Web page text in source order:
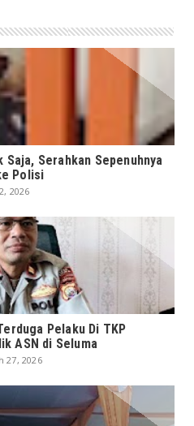
Serahkan Sepenuhnya
Polisi
2026
Pelaku Di TKP
ASN di Seluma
27, 2026